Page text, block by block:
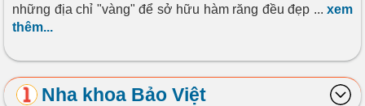
g
i
o
n
những địa chỉ "vàng" để sở hữu hàm răng đều đẹp ... xem
thêm...
Nha khoa Bảo Việt